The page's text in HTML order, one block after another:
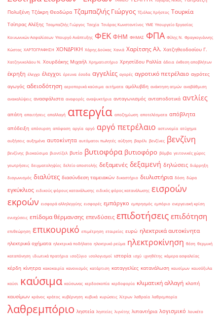
Πολυξένη Τζάκρη Θεοδώρα Τζαμπαζλής Γιώργος Τζιόλας Χρήστος Τουρκία
Τσίπρας Αλέξης Τσαμπαζλής Γιώργος Τσεχία Τσιάρας Κωνσταντίνος ΥΜΕ Υπουργείο Εργασίας
Κοινωνικών Ασφαλίσεων Υπουργό Ανάπτυξης ΦΕΚ ΦΗΜ ΦΗΜΑΣ ΦΠΑ Φίλης Ν. Φραγκογιάννης
Κώστας ΧΑΡΤΟΓΡΑΦΗΣΗ ΧΟΝΔΡΙΚΗ Χάρης Δούκας Χανιά Χαρίτσης Αλ. Χατζηθεοδοσίου Γ.
Χατζηνικολάου Ν. Χουρδάκης Μιχαήλ Χρηματιστήριο Χρηστίδου Ραλλία άδεια έκθεση αποβλήτων
έκρηξη έλεγχο έλεγχοι έρευνα έσοδα αγγελίες αγορές αγροτικό πετρέλαιο αγρότες
αγωγός αδειοδότηση αεροπορικά καύσιμα αιτήματα αμόλυβδη ανάκτηση ατμών αναβάθμιση
ανακαλύψεις ανασφάλιστα αναφορές αναψυκτήρια ανταγωνισμός ανταποδοτικά αντλίες
απάτη απαιτήσεις απαλλαγή απεργία αποζημίωση αποτελέσματα απόβλητα
απόδειξη απόσυρση απόφαση αργία αργό αργό πετρέλαιο αστυνομία ατύχημα
αυξήσεις αυξημένα αυτοκίνητα αυτόματοι πωλητές αύξηση βαρέλι βενζίνες βενζίνη
βενζίνης βιοκαύσιμα βιοντίζελ βυτίο βυτιοφόρα βυτιοφόρο βόμβα γειτονικές χώρες
γεωτρήσεις δειγματοληψίες δελτίο αποστολής δεξαμενές δεξαμενή δηλώσεις διάρρηξη
διαγωνισμός διαλύτες διασύνδεση ταμειακών δικαστήριο διυλιστήρια δόση δώρα
εγκύκλιος ειδικούς φόρους κατανάλωσης ειδικός φόρος κατανάλωσης εισροών
εκροών εισφορά αλληλεγγύης εισφορές εμπάργκο εμπρησμός εμπόριο ενεργειακή κρίση
ενισχύσεις επίδομα θέρμανσης επενδύσεις επιδοτήσεις επιδότηση
επιθεώρηση επικουρικό επιμέτρηση εταιρείες ευρώ ηλεκτρικά αυτοκίνητα
ηλεκτρικά οχήματα ηλεκτρικά ποδήλατα ηλεκτρικό ρεύμα ηλεκτροκίνηση θέση θερμική
καταπόνηση ιδιωτικά πρατήρια ισοζύγιο ισολογισμοί ιστορία ισχύ ιχνηθέτης κάμερα ασφαλείας
κέρδη κίνητρα κακοκαιρία κανονισμός κατάρτιση καταγγελίες κατανάλωση καυσίμων καυσόξυλα
καύσι καύσιμα καύσωνας κερδοσκοπία κερδοφορία κλιματική αλλαγή κλοπή
καυσίμων κράνος κράτος κυβέρνηση κυβικά κυρώσεις λίτρων λαθραία λαθρεμπορία
λαθρεμπόριο ληστεία ληστείες λιγνίτης λιπαντήρια λογισμικό λουκέτο